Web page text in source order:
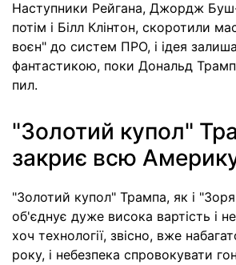
Наступники Рейгана, Джордж
потім і Білл Клінтон, скоротили
воєн" до систем ПРО, і ідея
фантастикою, поки Дональд Трамп
пил.
"Золотий купол"
закриє всю
"Золотий купол" Трампа, як і
об'єднує дуже висока вартість і
хоч технології, звісно, вже
року, і небезпека спровокувати